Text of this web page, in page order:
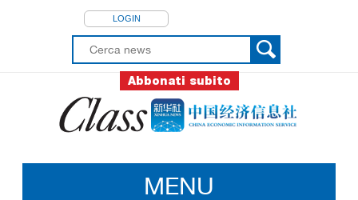
LOGIN
Abbonati subito
MENU